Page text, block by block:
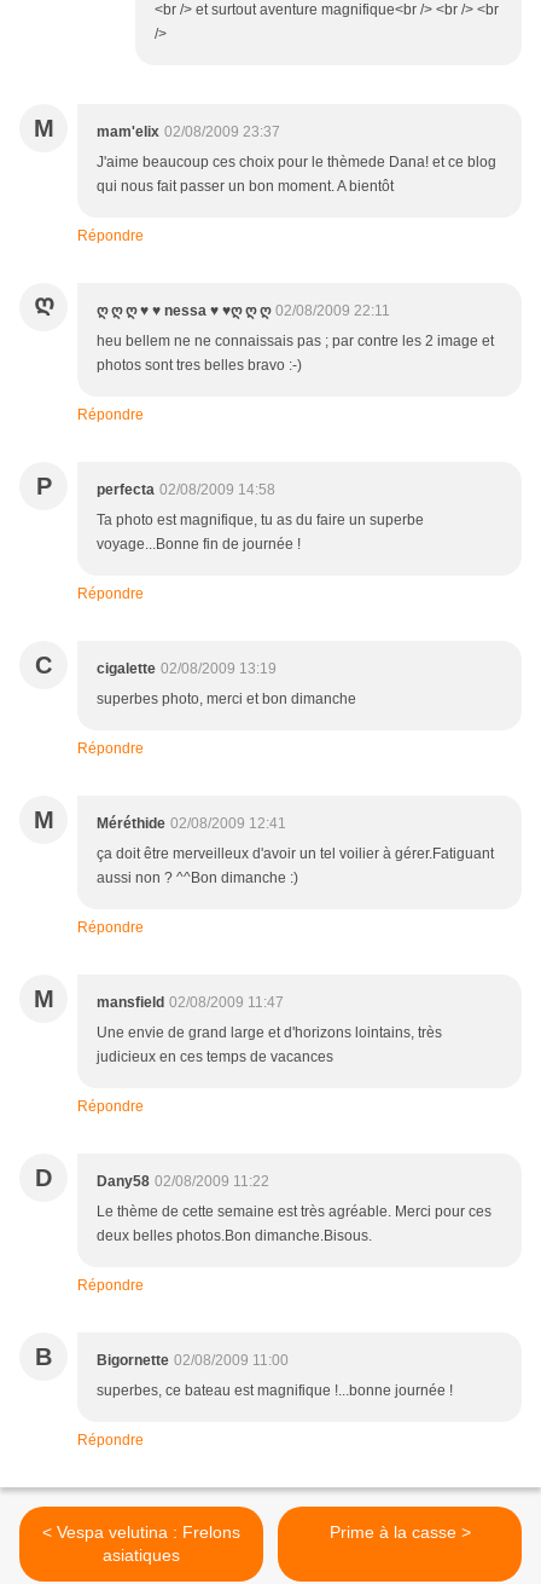
<br /> et surtout aventure magnifique<br /> <br /> <br
/>
M mam'elix 02/08/2009 23:37
J'aime beaucoup ces choix pour le thèmede Dana! et ce blog
qui nous fait passer un bon moment. A bientôt
Répondre
Ღ ღ ღ ღ ♥ ♥ nessa ♥ ♥ღ ღ ღ 02/08/2009 22:11
heu bellem ne ne connaissais pas ; par contre les 2 image et
photos sont tres belles bravo :-)
Répondre
P perfecta 02/08/2009 14:58
Ta photo est magnifique, tu as du faire un superbe
voyage...Bonne fin de journée !
Répondre
C cigalette 02/08/2009 13:19
superbes photo, merci et bon dimanche
Répondre
M Méréthide 02/08/2009 12:41
ça doit être merveilleux d'avoir un tel voilier à gérer.Fatiguant
aussi non ? ^^Bon dimanche :)
Répondre
M mansfield 02/08/2009 11:47
Une envie de grand large et d'horizons lointains, très
judicieux en ces temps de vacances
Répondre
D Dany58 02/08/2009 11:22
Le thème de cette semaine est très agréable. Merci pour ces
deux belles photos.Bon dimanche.Bisous.
Répondre
B Bigornette 02/08/2009 11:00
superbes, ce bateau est magnifique !...bonne journée !
Répondre
< Vespa velutina : Frelons
asiatiques
Prime à la casse >